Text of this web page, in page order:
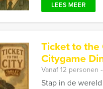
LEES MEER
Ticket to the
Citygame
Vanaf 12 personen
Stap in de